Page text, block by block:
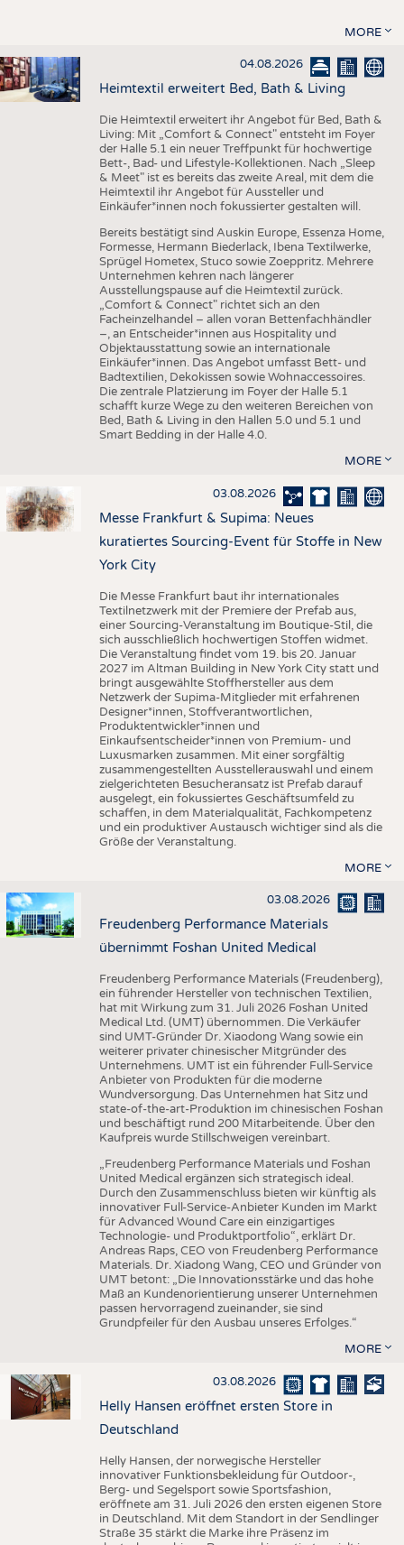
MORE
04.08.2026
Heimtextil erweitert Bed, Bath & Living
Die Heimtextil erweitert ihr Angebot für Bed, Bath &
Living: Mit „Comfort & Connect" entsteht im Foyer
der Halle 5.1 ein neuer Treffpunkt für hochwertige
Bett-, Bad- und Lifestyle-Kollektionen. Nach „Sleep
& Meet" ist es bereits das zweite Areal, mit dem die
Heimtextil ihr Angebot für Aussteller und
Einkäufer*innen noch fokussierter gestalten will.
Bereits bestätigt sind Auskin Europe, Essenza Home,
Formesse, Hermann Biederlack, Ibena Textilwerke,
Sprügel Hometex, Stuco sowie Zoeppritz. Mehrere
Unternehmen kehren nach längerer
Ausstellungspause auf die Heimtextil zurück.
„Comfort & Connect" richtet sich an den
Facheinzelhandel – allen voran Bettenfachhändler
–, an Entscheider*innen aus Hospitality und
Objektausstattung sowie an internationale
Einkäufer*innen. Das Angebot umfasst Bett- und
Badtextilien, Dekokissen sowie Wohnaccessoires.
Die zentrale Platzierung im Foyer der Halle 5.1
schafft kurze Wege zu den weiteren Bereichen von
Bed, Bath & Living in den Hallen 5.0 und 5.1 und
Smart Bedding in der Halle 4.0.
MORE
03.08.2026
Messe Frankfurt & Supima: Neues
kuratiertes Sourcing-Event für Stoffe in New
York City
Die Messe Frankfurt baut ihr internationales
Textilnetzwerk mit der Premiere der Prefab aus,
einer Sourcing-Veranstaltung im Boutique-Stil, die
sich ausschließlich hochwertigen Stoffen widmet.
Die Veranstaltung findet vom 19. bis 20. Januar
2027 im Altman Building in New York City statt und
bringt ausgewählte Stoffhersteller aus dem
Netzwerk der Supima-Mitglieder mit erfahrenen
Designer*innen, Stoffverantwortlichen,
Produktentwickler*innen und
Einkaufsentscheider*innen von Premium- und
Luxusmarken zusammen. Mit einer sorgfältig
zusammengestellten Ausstellerauswahl und einem
zielgerichteten Besucheransatz ist Prefab darauf
ausgelegt, ein fokussiertes Geschäftsumfeld zu
schaffen, in dem Materialqualität, Fachkompetenz
und ein produktiver Austausch wichtiger sind als die
Größe der Veranstaltung.
MORE
03.08.2026
Freudenberg Performance Materials
übernimmt Foshan United Medical
Freudenberg Performance Materials (Freudenberg),
ein führender Hersteller von technischen Textilien,
hat mit Wirkung zum 31. Juli 2026 Foshan United
Medical Ltd. (UMT) übernommen. Die Verkäufer
sind UMT-Gründer Dr. Xiaodong Wang sowie ein
weiterer privater chinesischer Mitgründer des
Unternehmens. UMT ist ein führender Full-Service
Anbieter von Produkten für die moderne
Wundversorgung. Das Unternehmen hat Sitz und
state-of-the-art-Produktion im chinesischen Foshan
und beschäftigt rund 200 Mitarbeitende. Über den
Kaufpreis wurde Stillschweigen vereinbart.
„Freudenberg Performance Materials und Foshan
United Medical ergänzen sich strategisch ideal.
Durch den Zusammenschluss bieten wir künftig als
innovativer Full-Service-Anbieter Kunden im Markt
für Advanced Wound Care ein einzigartiges
Technologie- und Produktportfolio“, erklärt Dr.
Andreas Raps, CEO von Freudenberg Performance
Materials. Dr. Xiadong Wang, CEO und Gründer von
UMT betont: „Die Innovationsstärke und das hohe
Maß an Kundenorientierung unserer Unternehmen
passen hervorragend zueinander, sie sind
Grundpfeiler für den Ausbau unseres Erfolges.“
MORE
03.08.2026
Helly Hansen eröffnet ersten Store in
Deutschland
Helly Hansen, der norwegische Hersteller
innovativer Funktionsbekleidung für Outdoor-,
Berg- und Segelsport sowie Sportsfashion,
eröffnete am 31. Juli 2026 den ersten eigenen Store
in Deutschland. Mit dem Standort in der Sendlinger
Straße 35 stärkt die Marke ihre Präsenz im